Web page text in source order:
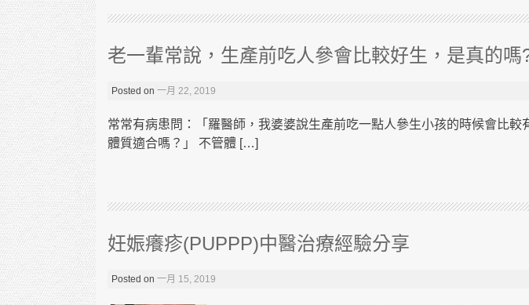
老一輩常說，生產前吃人參會比較好生，是真的嗎
Posted on 一月 22, 2019
常常有病患問：「羅醫師，我婆婆說生產前吃一點人參生小孩的時候會比較
體質適合嗎？」 不管體 […]
妊娠癢疹(PUPPP)中醫治療經驗分享
Posted on 一月 15, 2019